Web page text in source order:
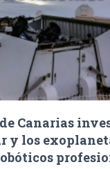
Canarias
y los